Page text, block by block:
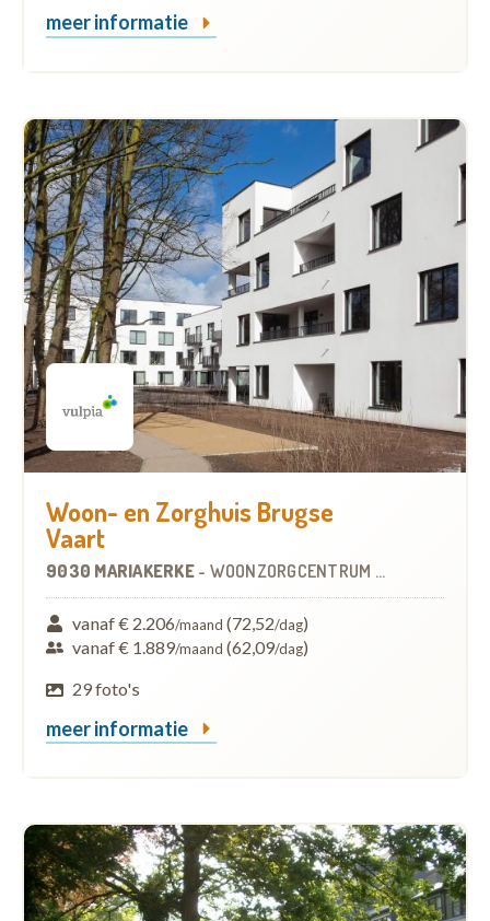
meer informatie
Woon- en Zorghuis Brugse
Vaart
9030 MARIAKERKE - WOONZORGCENTRUM (WZC)
vanaf € 2.206/maand (72,52/dag)
vanaf € 1.889/maand (62,09/dag)
29 foto's
meer informatie